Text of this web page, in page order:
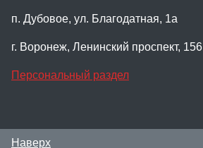
п. Дубовое, ул. Благодатная, 1а
г. Воронеж, Ленинский проспект, 156
Персональный раздел
Наверх